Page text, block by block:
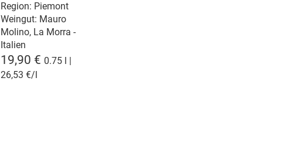
Region: Piemont
Weingut: Mauro
Molino, La Morra -
Italien
19,90 € 0.75 l |
26,53 €/l